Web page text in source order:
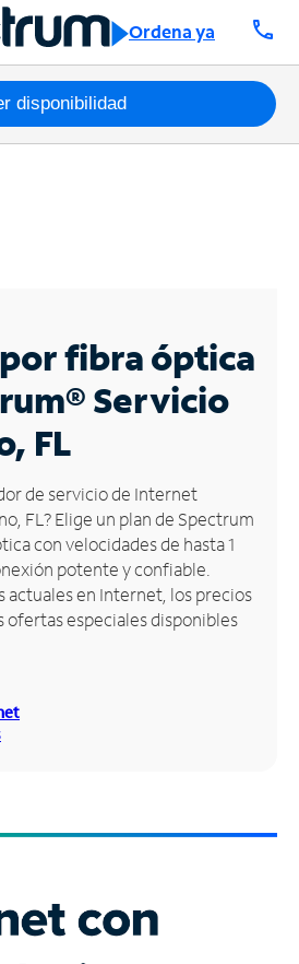
Ordena ya call
disponibilidad
fibra óptica
Servicio
FL
de servicio de Internet
FL? Elige un plan de Spectrum
con velocidades de hasta 1
potente y confiable.
actuales en Internet, los precios
ofertas especiales disponibles